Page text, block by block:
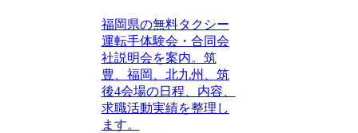
福岡県の無料タクシー
運転手体験会・合同会
社説明会を案内。筑
豊、福岡、北九州、筑
後4会場の日程、内容、
求職活動実績を整理し
ます。